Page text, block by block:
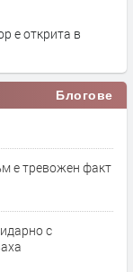
е открита в
Блогове
е тревожен факт
с